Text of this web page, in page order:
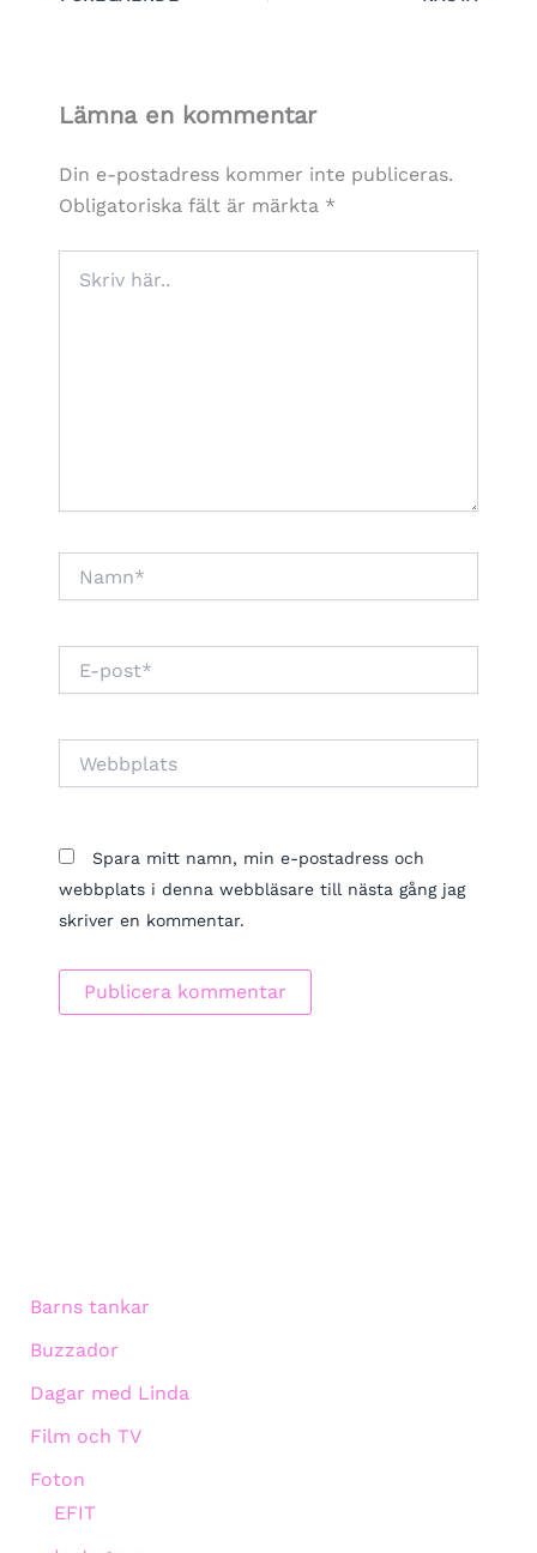
Lämna en kommentar
Din e-postadress kommer inte publiceras.
Obligatoriska fält är märkta *
här..
post*
Spara mitt namn, min e-postadress och
webbplats i denna webbläsare till nästa gång jag
skriver en kommentar.
Barns tankar
Buzzador
Dagar med Linda
Film och TV
Foton
EFIT